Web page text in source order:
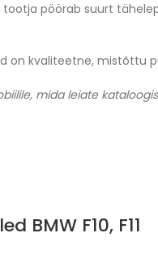
pöörab suurt
on kvaliteetne, mistõttu
mida leiate
BMW F10, F11